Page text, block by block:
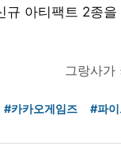
규 아티팩트 2종
그랑사가
#카카오게임즈 #파